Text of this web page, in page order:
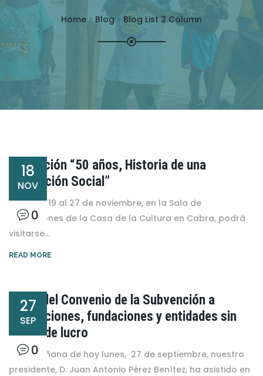
Home Blog Blog List 2 Column
18
NOV
0
Exposición “50 años, Historia de una
Revolución Social”
Desde el 19 al 27 de noviembre, en la Sala de
Exposiciones de la Casa de la Cultura en Cabra, podrá
visitarse...
READ MORE
27
SEP
0
Firma del Convenio de la Subvención a
asociaciones, fundaciones y entidades sin
ánimo de lucro
En la mañana de hoy lunes, 27 de septiembre, nuestro
presidente, D. Juan Antonio Pérez Benítez, ha asistido en